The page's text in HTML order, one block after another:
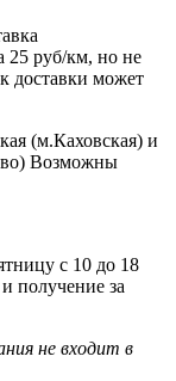
25 руб/км, но не
доставки может
(м.Каховская) и
Возможны
с 10 до 18
получение за
не входит в